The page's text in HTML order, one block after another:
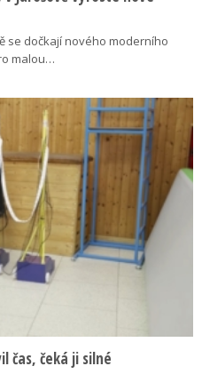
se dočkají nového moderního
malou…
čas, čeká ji silné